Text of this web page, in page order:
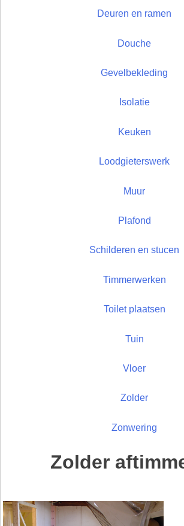
Deuren en ramen
Douche
Gevelbekleding
Isolatie
Keuken
Loodgieterswerk
Muur
Plafond
Schilderen en stucen
Timmerwerken
Toilet plaatsen
Tuin
Vloer
Zolder
Zonwering
Zolder